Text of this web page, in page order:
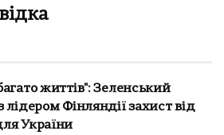
життів": Зеленський
лідером Фінляндії захист від
України